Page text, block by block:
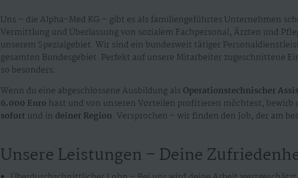
Uns – die Alpha-Med KG – gibt es als familiengeführtes Unternehmen
Vermittlung und Überlassung von sozialem Fachpersonal, Ärzten und
unserem Spezialgebiet. Wir sind ein bundesweit tätiger
gesamten Bundesgebiet. Perfekt auf unsere Mitarbeiter zugeschnittene
so besonders.
Wenn du eine abgeschlossene Ausbildung als Operationstechnischer
6.000 Euro hast und von unseren Vorteilen profitieren möchtest, bewirb
sofort und in deiner Region. Versprochen – wir finden den Job, der am
Unsere Leistungen – Deine